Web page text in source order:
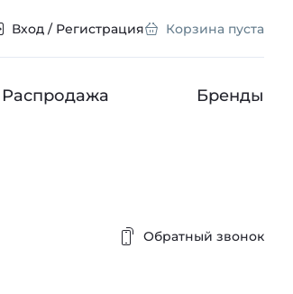
Вход / Регистрация Корзина пуста
Распродажа Бренды
Обратный звонок